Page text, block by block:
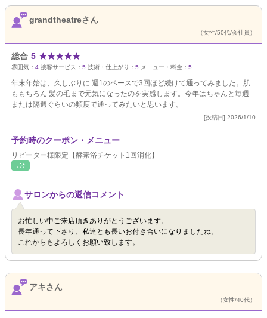
grandtheatreさん
（女性/50代/会社員）
総合 5 ★★★★★
雰囲気： 4 接客サービス： 5 技術・仕上がり： 5 メニュー・料金： 5
年末年始は、久しぶりに 週1のペースで3回ほど続けて通ってみました。肌
ももちろん 髪の毛まで元気になったのを実感します。今年はちゃんと毎週
または隔週ぐらいの頻度で通ってみたいと思います。
[投稿日] 2026/1/10
予約時のクーポン・メニュー
リピーター様限定【酵素浴チケット1回消化】
ﾘﾗｸ
サロンからの返信コメント
お忙しい中ご来店頂きありがとうございます。
長年通って下さり、私達とも長いお付き合いになりましたね。
これからもよろしくお願い致します。
アキさん
（女性/40代）